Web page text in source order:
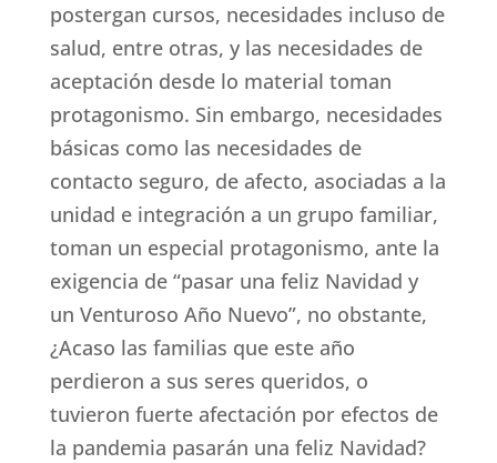
postergan cursos, necesidades incluso de
salud, entre otras, y las necesidades de
aceptación desde lo material toman
protagonismo. Sin embargo, necesidades
básicas como las necesidades de
contacto seguro, de afecto, asociadas a la
unidad e integración a un grupo familiar,
toman un especial protagonismo, ante la
exigencia de “pasar una feliz Navidad y
un Venturoso Año Nuevo”, no obstante,
¿Acaso las familias que este año
perdieron a sus seres queridos, o
tuvieron fuerte afectación por efectos de
la pandemia pasarán una feliz Navidad?